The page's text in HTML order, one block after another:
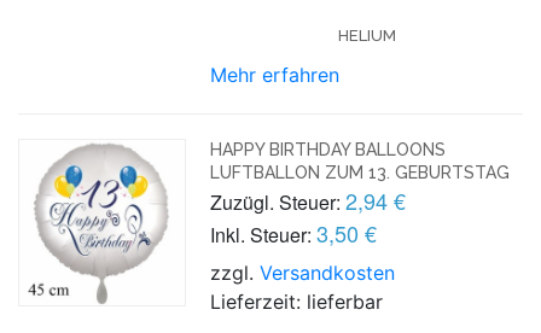
LIUM
Mehr erfahren
HAPPY BIRTHDAY BALLOONS
LUFTBALLON ZUM 13. GEBURTSTAG
Zuzügl. Steuer: 2,94 €
Inkl. Steuer: 3,50 €
zzgl.Versandkosten
Lieferzeit: lieferbar